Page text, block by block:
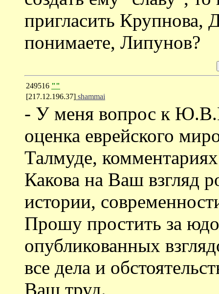
пригласить Крупнова,
понимаете, Липунов?
249516 ""
[217.12.196.37] shammai
- У меня вопрос к
оценка еврейского
Талмуде,
Какова на Ваш взгляд
истории,
Прошу простить за
опубликованных
все дела и
Ваш труд.